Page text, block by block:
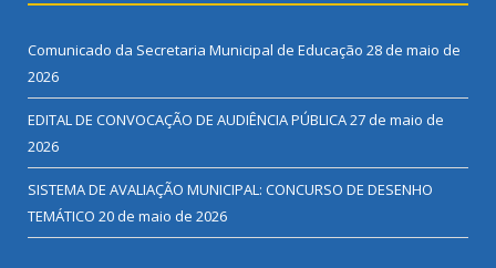
Comunicado da Secretaria Municipal de Educação 28 de maio de
2026
EDITAL DE CONVOCAÇÃO DE AUDIÊNCIA PÚBLICA27 de maio de
2026
SISTEMA DE AVALIAÇÃO MUNICIPAL: CONCURSO DE DESENHO
TEMÁTICO 20 de maio de 2026